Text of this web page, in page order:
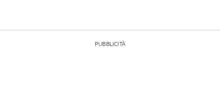
PUBBLICITÀ